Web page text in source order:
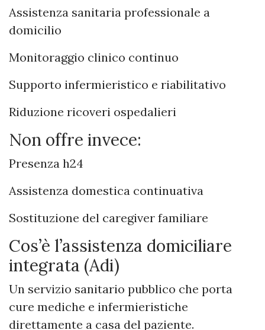
Assistenza sanitaria professionale a
domicilio
Monitoraggio clinico continuo
Supporto infermieristico e riabilitativo
Riduzione ricoveri ospedalieri
Non offre invece:
Presenza h24
Assistenza domestica continuativa
Sostituzione del caregiver familiare
Cos’è l’assistenza domiciliare
integrata (Adi)
Un servizio sanitario pubblico che porta
cure mediche e infermieristiche
direttamente a casa del paziente.